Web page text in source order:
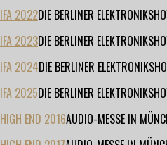
IFA 2022DIE BERLINER
IFA 2023DIE BERLINER
IFA 2024DIE BERLINER
IFA 2025DIE BERLINER
HIGH END 2016AUDIO-MESSE IN